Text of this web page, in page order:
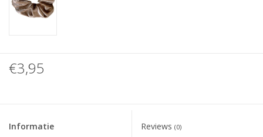
€3,95
Informatie Reviews (0)